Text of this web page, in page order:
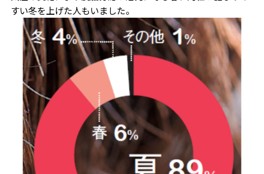
すい冬を上げた人もいました。